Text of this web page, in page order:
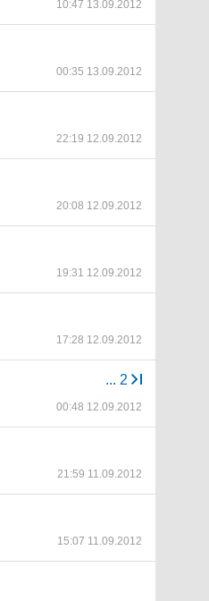
10:47 13.09.2012
00:35 13.09.2012
22:19 12.09.2012
20:08 12.09.2012
19:31 12.09.2012
17:28 12.09.2012
... 2
00:48 12.09.2012
21:59 11.09.2012
15:07 11.09.2012